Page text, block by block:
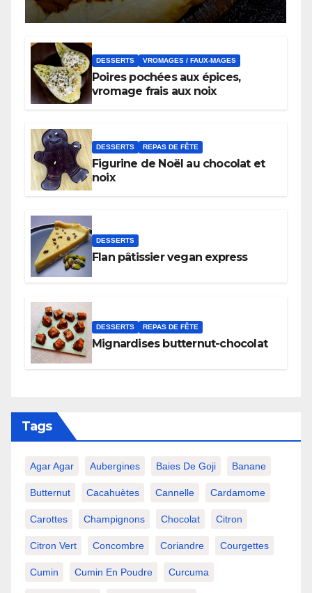
DESSERTS VROMAGES / FAUX-MAGES
Poires pochées aux épices,
vromage frais aux noix
DESSERTS REPAS DE FÊTE
Figurine de Noël au chocolat et
noix
DESSERTS
Flan pâtissier vegan express
DESSERTS REPAS DE FÊTE
Mignardises butternut-chocolat
Tags
Agar Agar Aubergines Baies De Goji Banane
Butternut Cacahuètes Cannelle Cardamome
Carottes Champignons Chocolat Citron
Citron Vert Concombre Coriandre Courgettes
Cumin Cumin En Poudre Curcuma